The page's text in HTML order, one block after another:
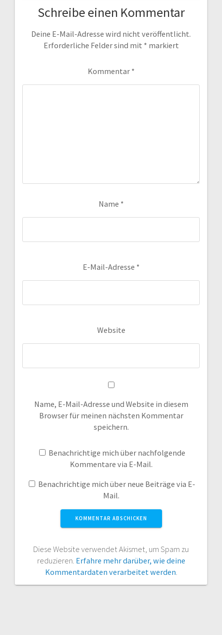
Schreibe einen Kommentar
Deine E-Mail-Adresse wird nicht veröffentlicht.
Erforderliche Felder sind mit * markiert
Kommentar *
Name *
E-Mail-Adresse *
Website
Name, E-Mail-Adresse und Website in diesem
Browser für meinen nächsten Kommentar
speichern.
Benachrichtige mich über nachfolgende
Kommentare via E-Mail.
Benachrichtige mich über neue Beiträge via E-
Mail.
Diese Website verwendet Akismet, um Spam zu
reduzieren. Erfahre mehr darüber, wie deine
Kommentardaten verarbeitet werden